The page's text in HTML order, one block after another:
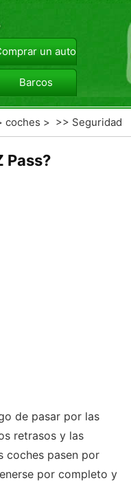
un automóvil
Barcos
coches > >> Seguridad
Pass?
de pasar por las
retrasos y las
coches pasen por
por completo y